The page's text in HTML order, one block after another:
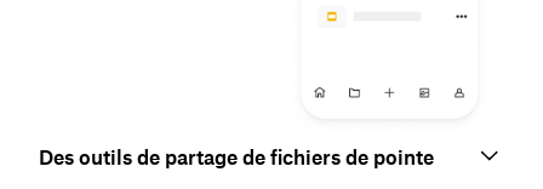
Des outils de partage de fichiers de pointe